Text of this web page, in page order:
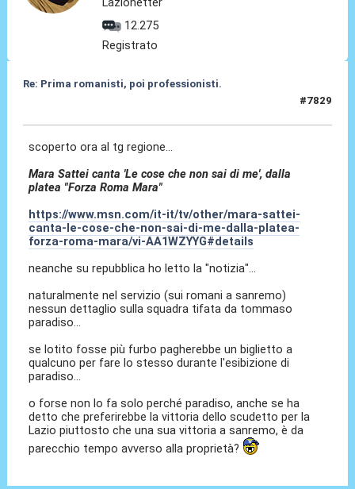
12.275
Registrato
Re: Prima romanisti, poi professionisti.
#7829
scoperto ora al tg regione...
Mara Sattei canta 'Le cose che non sai di me', dalla
platea "Forza Roma Mara"
https://www.msn.com/it-it/tv/other/mara-sattei-
canta-le-cose-che-non-sai-di-me-dalla-platea-
forza-roma-mara/vi-AA1WZYYG#details
neanche su repubblica ho letto la "notizia"...
naturalmente nel servizio (sui romani a sanremo)
nessun dettaglio sulla squadra tifata da tommaso
paradiso...
se lotito fosse più furbo pagherebbe un biglietto a
qualcuno per fare lo stesso durante l'esibizione di
paradiso...
o forse non lo fa solo perché paradiso, anche se ha
detto che preferirebbe la vittoria dello scudetto per la
Lazio piuttosto che una sua vittoria a sanremo, è da
parecchio tempo avverso alla proprietà?